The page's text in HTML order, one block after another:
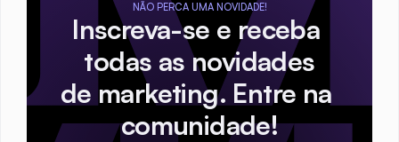
NÃO PERCA UMA NOVIDADE!
Inscreva-se e receba
todas as novidades
de marketing. Entre na
comunidade!